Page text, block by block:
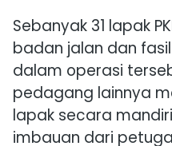
Sebanyak 31 lapak
badan jalan dan
dalam operasi
pedagang lainnya
lapak secara
imbauan dari